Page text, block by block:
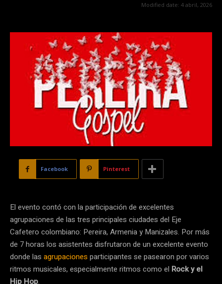
Modified date: 4 abril, 2026
Facebook Pinterest
El evento contó con la participación de excelentes
agrupaciones de las tres principales ciudades del Eje
Cafetero colombiano: Pereira, Armenia y Manizales. Por más
de 7 horas los asistentes disfrutaron de un excelente evento
donde las agrupaciones participantes se pasearon por varios
ritmos musicales, especialmente ritmos como el Rock y el
Hip Hop.